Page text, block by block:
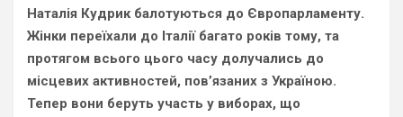
Наталія Кудрик балотуються до Європарламенту.
Жінки переїхали до Італії багато років тому, та
протягом всього цього часу долучались до
місцевих активностей, пов’язаних з Україною.
Тепер вони беруть участь у виборах, що